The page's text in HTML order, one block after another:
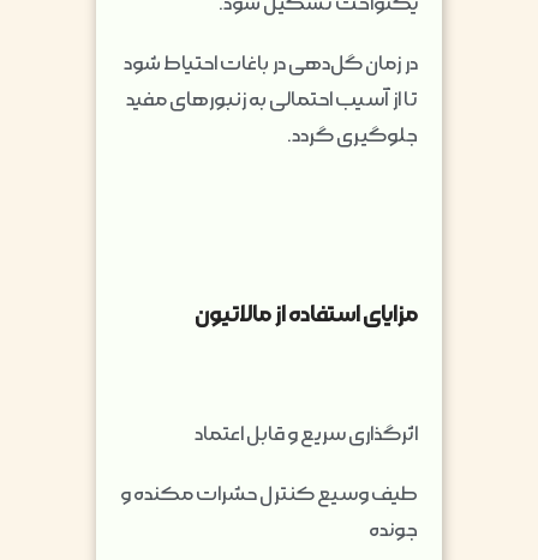
در زمان گل‌دهی در باغات احتیاط شود
تا از آسیب احتمالی به زنبورهای مفید
جلوگیری گردد.
مزایای استفاده از مالاتیون
اثرگذاری سریع و قابل اعتماد
طیف وسیع کنترل حشرات مکنده و
جونده